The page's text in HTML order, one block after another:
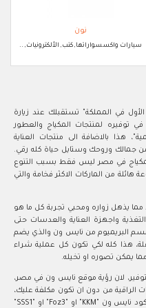
نون
سيارات واكسسواراتها, كتب, الألكترونيات, ..
في المملكة" تستقبلك عند زيارة
توفيره لمنتجات المكياج والعطور
هذا بالاضافة الى منتجات العناية
جمالك وروحك وستايل حياة كله رقي.
في مصر ليس فقط بسبب التنوع
هائلة من الماركات الاكثر فخامة والتي
يذهل زواره ومحبي تجربة كل ما هو
واجهزة العناية والعدسات حتى
البريميوم من نايس ون والذي يضم
هذا كله لكي تكون كل عملية شراء
يمكن تصوره او تخيله.
لان رؤية موقع نايس ون في مصر،
من دون ان تكون مكلفة عليك،
فنجده يقدم هدايا مجانية وايضا يمدك باعلى كود نايس ون "KKM" او "Foz3" او "SSS1"